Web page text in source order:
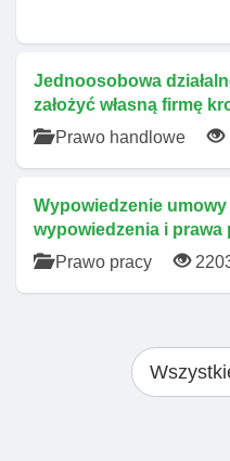
Jednoosobowa
założyć własną firmę
Prawo handlowe
Wypowiedzenie
wypowiedzenia i prawa
Prawo pracy